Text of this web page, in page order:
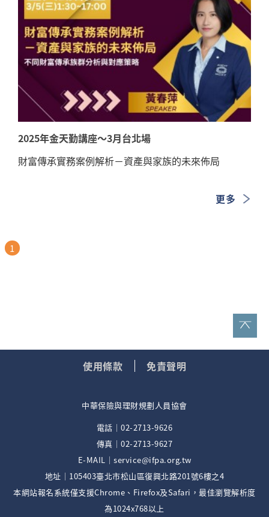
2025年金天勤講座～3月台北場
財富傳承實務案例解析－資產與家族的未來佈局
更多
1
使用條款 免責聲明
中華保險與理財規劃人員協會
電話｜02-2713-9626
傳真｜02-2713-9627
E-MAIL｜service@ifpa.org.tw
地址｜105403臺北市松山區復興北路201號6樓之4
本網站報名系統僅支援Chrome、Firefox及Safari，最佳瀏覽解析度
為1024x768以上